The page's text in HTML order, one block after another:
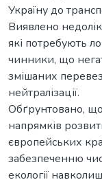
Україну до
Виявлено
які потребують
чинники, що
змішаних
нейтралізації.
Обґрунтовано,
напрямків
європейських
забезпеченню
екології